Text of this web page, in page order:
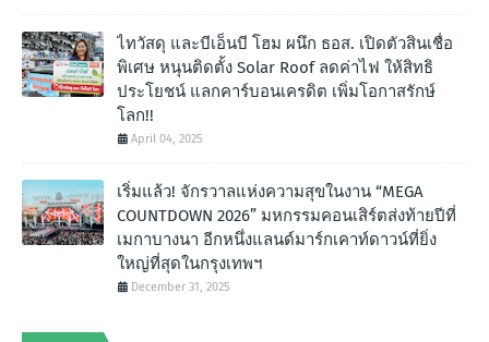
ไทวัสดุ และบีเอ็นบี โฮม ผนึก ธอส. เปิดตัวสินเชื่อ
พิเศษ หนุนติดตั้ง Solar Roof ลดค่าไฟ ให้สิทธิ
ประโยชน์ แลกคาร์บอนเครดิต เพิ่มโอกาสรักษ์
โลก!!
April 04, 2025
เริ่มแล้ว! จักรวาลแห่งความสุขในงาน “MEGA
COUNTDOWN 2026” มหกรรมคอนเสิร์ตส่งท้ายปีที่
เมกาบางนา อีกหนึ่งแลนด์มาร์กเคาท์ดาวน์ที่ยิ่ง
ใหญ่ที่สุดในกรุงเทพฯ
December 31, 2025